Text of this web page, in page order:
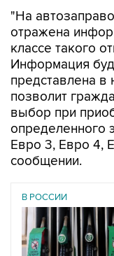
"На
отражена
классе такого
Информация
представлена в
позволит
выбор при
определенного
Евро 3, Евро 4,
сообщении.
В РОССИИ